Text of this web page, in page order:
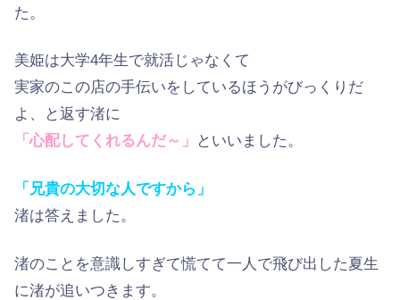
た。
美姫は大学4年生で就活じゃなくて
実家のこの店の手伝いをしているほうがびっくりだ
よ、と返す渚に
「心配してくれるんだ～」
といいました。
「兄貴の大切な人ですから」
渚は答えました。
渚のことを意識しすぎて慌てて一人で飛び出した夏生
に渚が追いつきます。